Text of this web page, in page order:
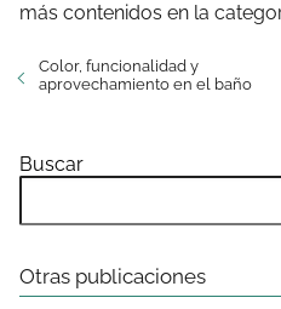
más contenidos en la
Color, funcionalidad y
aprovechamiento en el baño
Buscar
Otras publicaciones